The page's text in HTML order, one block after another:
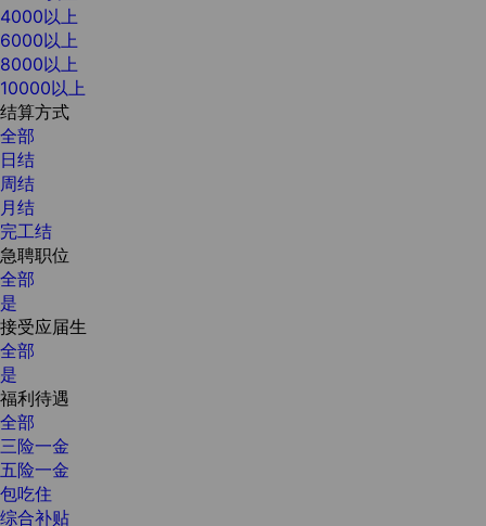
4000以上
6000以上
8000以上
10000以上
结算方式
全部
日结
周结
月结
完工结
急聘职位
全部
是
接受应届生
全部
是
福利待遇
全部
三险一金
五险一金
包吃住
综合补贴